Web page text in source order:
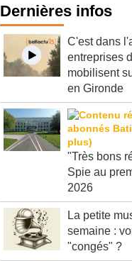
Dernières infos
C'est dans
entreprises
mobilisent
en Gironde
"Très bons
Spie au
2026
La petite
semaine :
"congés" ?